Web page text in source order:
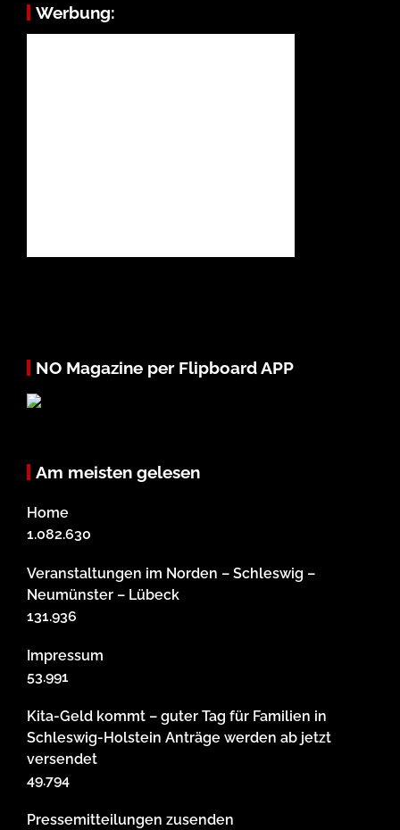
Werbung:
NO Magazine per Flipboard APP
Am meisten gelesen
Home
1.082.630
Veranstaltungen im Norden – Schleswig –
Neumünster – Lübeck
131.936
Impressum
53.991
Kita-Geld kommt – guter Tag für Familien in
Schleswig-Holstein Anträge werden ab jetzt
versendet
49.794
Pressemitteilungen zusenden